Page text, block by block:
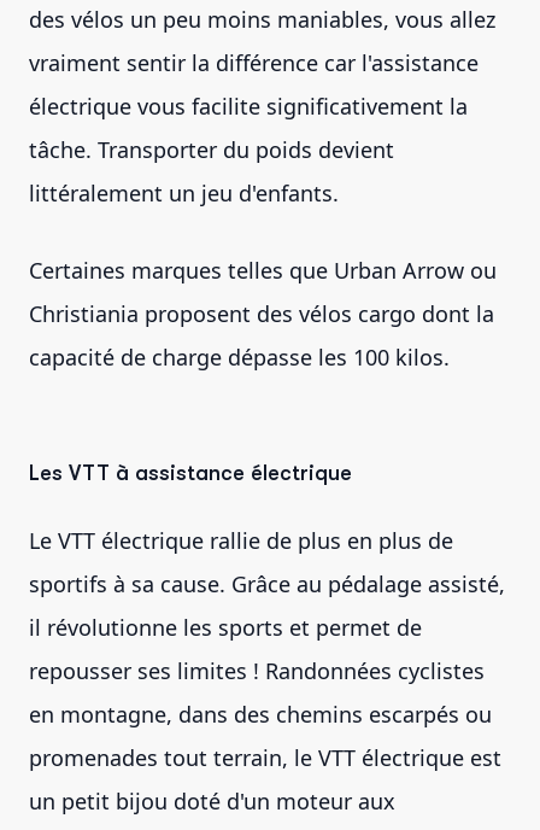
des vélos un peu moins maniables, vous allez
vraiment sentir la différence car l'assistance
électrique vous facilite significativement la
tâche. Transporter du poids devient
littéralement un jeu d'enfants.
Certaines marques telles que Urban Arrow ou
Christiania proposent des vélos cargo dont la
capacité de charge dépasse les 100 kilos.
Les VTT à assistance électrique
Le VTT électrique rallie de plus en plus de
sportifs à sa cause. Grâce au pédalage assisté,
il révolutionne les sports et permet de
repousser ses limites ! Randonnées cyclistes
en montagne, dans des chemins escarpés ou
promenades tout terrain, le VTT électrique est
un petit bijou doté d'un moteur aux